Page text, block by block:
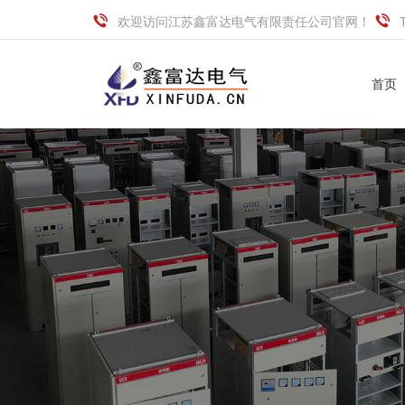
欢迎访问江苏鑫富达电气有限责任公司官网！
首页